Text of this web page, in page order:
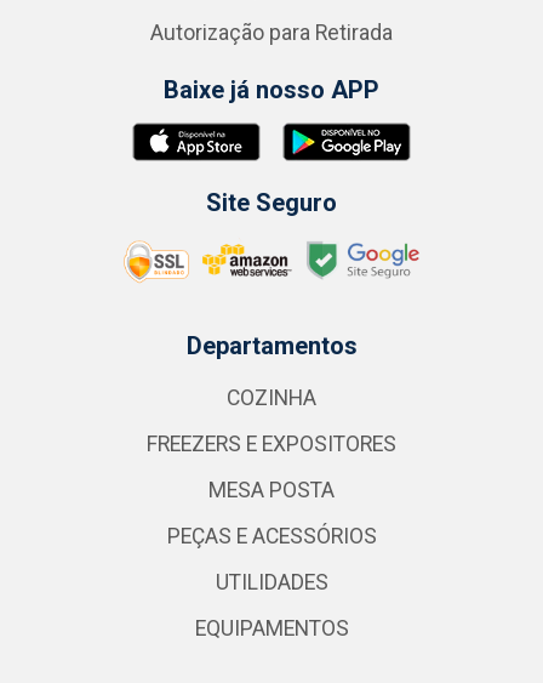
Autorização para Retirada
Baixe já nosso APP
Site Seguro
Departamentos
COZINHA
FREEZERS E EXPOSITORES
MESA POSTA
PEÇAS E ACESSÓRIOS
UTILIDADES
EQUIPAMENTOS